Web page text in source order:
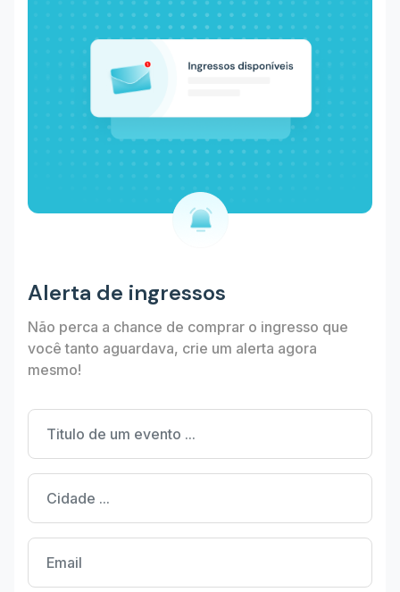
Alerta de ingressos
Não perca a chance de comprar o ingresso que
você tanto aguardava, crie um alerta agora
mesmo!